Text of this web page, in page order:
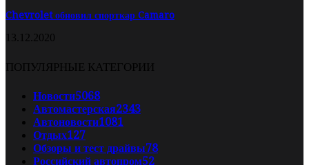
Chevrolet обновил спорткар Camaro
13.12.2020
ПОПУЛЯРНЫЕ КАТЕГОРИИ
Новости5068
Автомастерская2343
Автоновости1081
Отдых127
Обзоры и тест драйвы78
Российский автопром52